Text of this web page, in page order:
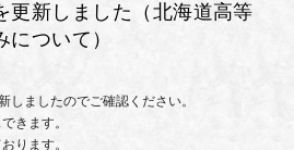
更新しました（北海道高等
ついて）
しましたのでご確認ください。
きます。
ります。